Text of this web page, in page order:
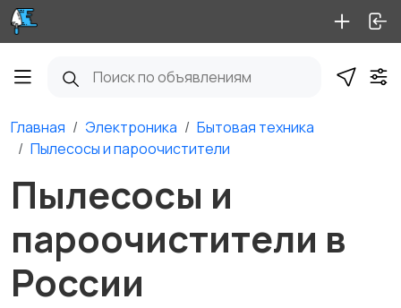
Главная Электроника
Бытовая техника
Пылесосы и пароочистители
Пылесосы и
пароочистители в
России